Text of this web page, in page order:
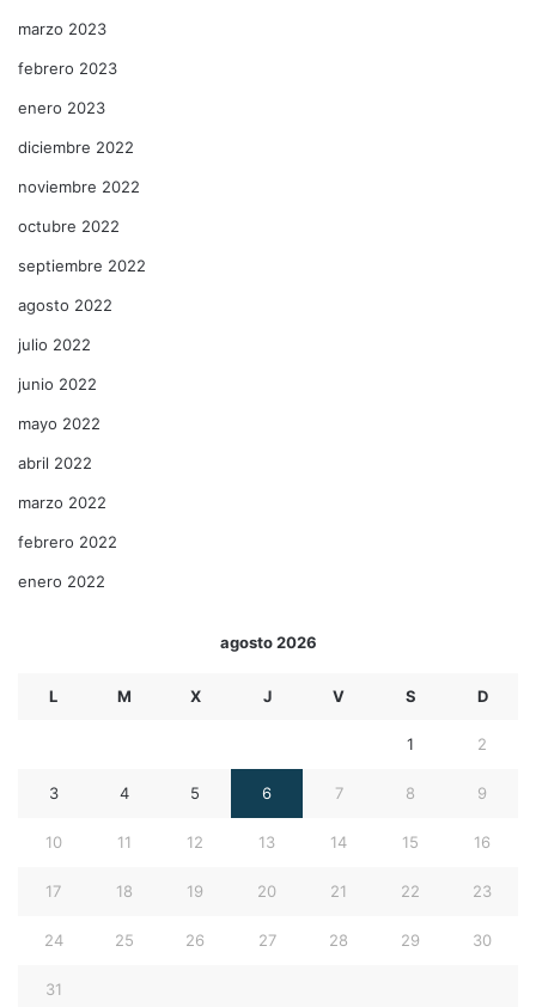
marzo 2023
febrero 2023
enero 2023
diciembre 2022
noviembre 2022
octubre 2022
septiembre 2022
agosto 2022
julio 2022
junio 2022
mayo 2022
abril 2022
marzo 2022
febrero 2022
enero 2022
agosto 2026
L M X J V S D
1 2
3 4 5 6 7 8 9
10 11 12 13 14 15 16
17 18 19 20 21 22 23
24 25 26 27 28 29 30
31